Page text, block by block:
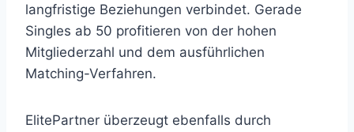
langfristige Beziehungen verbindet. Gerade
Singles ab 50 profitieren von der hohen
Mitgliederzahl und dem ausführlichen
Matching-Verfahren.
ElitePartner überzeugt ebenfalls durch